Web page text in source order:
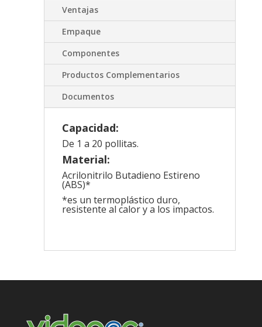
Ventajas
Empaque
Componentes
Productos Complementarios
Documentos
Capacidad:
De 1 a 20 pollitas.
Material:
Acrilonitrilo Butadieno Estireno
(ABS)*
*es un termoplástico duro,
resistente al calor y a los impactos.